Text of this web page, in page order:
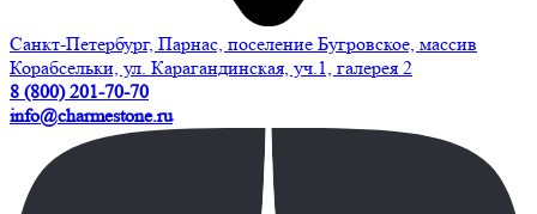
Санкт-Петербург, Парнас, поселение Бугровское, массив
Корабсельки, ул. Карагандинская, уч.1, галерея 2
8 (800) 201-70-70
info@charmestone.ru